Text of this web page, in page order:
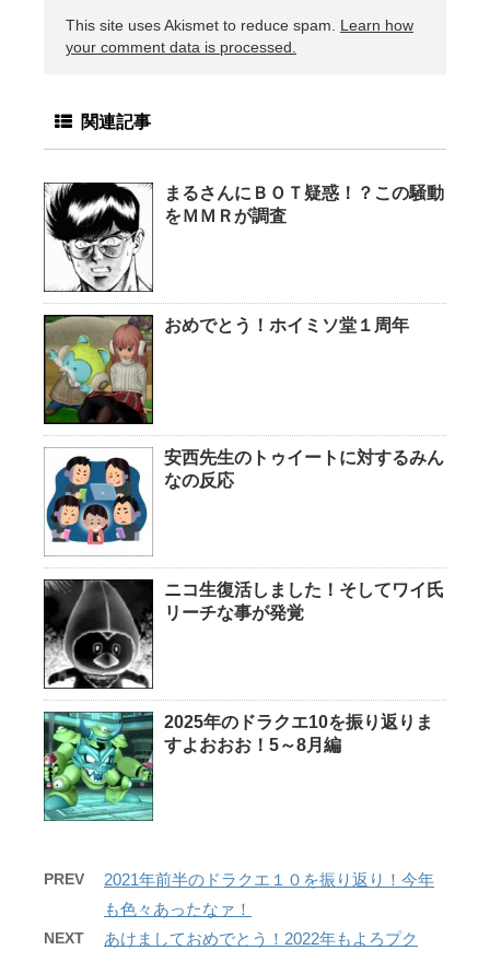
This site uses Akismet to reduce spam. Learn how
your comment data is processed.
関連記事
まるさんにＢＯＴ疑惑！？この騒動
をＭＭＲが調査
おめでとう！ホイミソ堂１周年
安西先生のトゥイートに対するみん
なの反応
ニコ生復活しました！そしてワイ氏
リーチな事が発覚
2025年のドラクエ10を振り返りま
すよおおお！5～8月編
PREV
2021年前半のドラクエ１０を振り返り！今年
も色々あったなァ！
NEXT あけましておめでとう！2022年もよろプク